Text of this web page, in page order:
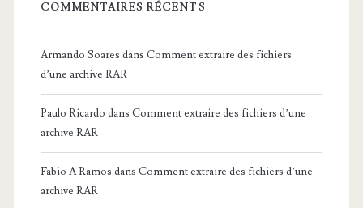
COMMENTAIRES RÉCENTS
Armando Soares dans Comment extraire des fichiers
d’une archive RAR
Paulo Ricardo dans Comment extraire des fichiers d’une
archive RAR
Fabio A Ramos dans Comment extraire des fichiers d’une
archive RAR